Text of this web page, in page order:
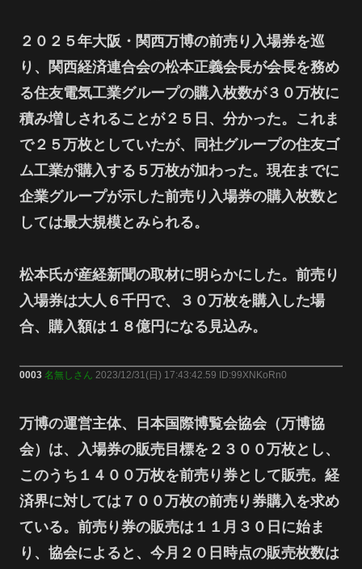
２０２５年大阪・関西万博の前売り入場券を巡
り、関西経済連合会の松本正義会長が会長を務め
る住友電気工業グループの購入枚数が３０万枚に
積み増しされることが２５日、分かった。これま
で２５万枚としていたが、同社グループの住友ゴ
ム工業が購入する５万枚が加わった。現在までに
企業グループが示した前売り入場券の購入枚数と
しては最大規模とみられる。
松本氏が産経新聞の取材に明らかにした。前売り
入場券は大人６千円で、３０万枚を購入した場
合、購入額は１８億円になる見込み。
0003 名無しさん 2023/12/31(日) 17:43:42.59 ID:99XNKoRn0
万博の運営主体、日本国際博覧会協会（万博協
会）は、入場券の販売目標を２３００万枚とし、
このうち１４００万枚を前売り券として販売。経
済界に対しては７００万枚の前売り券購入を求め
ている。前売り券の販売は１１月３０日に始ま
り、協会によると、今月２０日時点の販売枚数は